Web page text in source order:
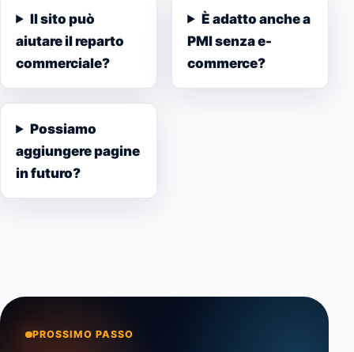
Il sito può
aiutare il reparto
commerciale?
È adatto anche a
PMI senza e-
commerce?
Possiamo
aggiungere pagine
in futuro?
PROSSIMO PASSO